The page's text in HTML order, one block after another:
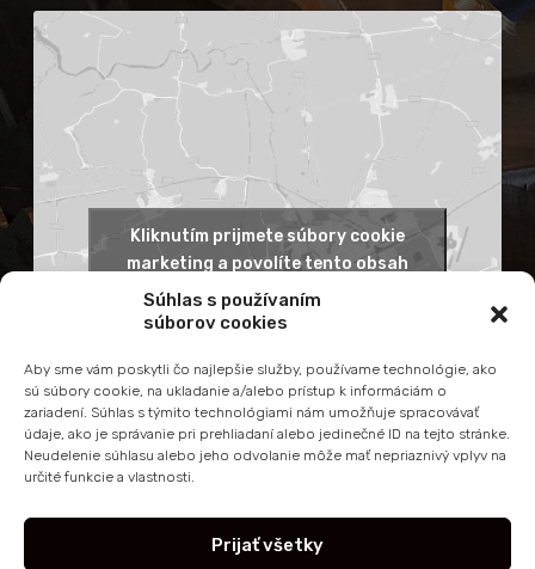
Súhlas s používaním
súborov cookies
Aby sme vám poskytli čo najlepšie služby, používame technológie, ako
sú súbory cookie, na ukladanie a/alebo prístup k informáciám o
zariadení. Súhlas s týmito technológiami nám umožňuje spracovávať
údaje, ako je správanie pri prehliadaní alebo jedinečné ID na tejto stránke.
Neudelenie súhlasu alebo jeho odvolanie môže mať nepriaznivý vplyv na
určité funkcie a vlastnosti.
Prijať všetky
Kliknutím prijmete súbory cookie
marketing a povolíte tento obsah